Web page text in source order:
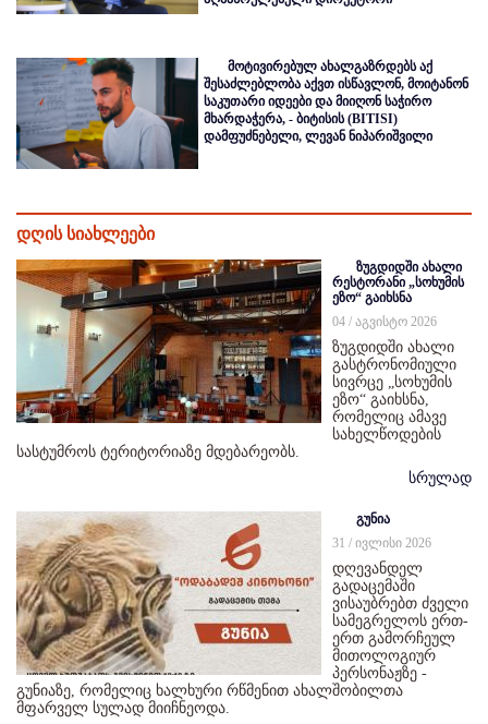
მოტივირებულ ახალგაზრდებს აქ
შესაძლებლობა აქვთ ისწავლონ, მოიტანონ
საკუთარი იდეები და მიიღონ საჭირო
მხარდაჭერა, - ბიტისის (BITISI)
დამფუძნებელი, ლევან ნიპარიშვილი
დღის სიახლეები
ზუგდიდში ახალი
რესტორანი „სოხუმის
ეზო“ გაიხსნა
04 / აგვისტო 2026
ზუგდიდში ახალი
გასტრონომიული
სივრცე „სოხუმის
ეზო“ გაიხსნა,
რომელიც ამავე
სახელწოდების
სასტუმროს ტერიტორიაზე მდებარეობს.
სრულად
გუნია
31 / ივლისი 2026
დღევანდელ
გადაცემაში
ვისაუბრებთ ძველი
სამეგრელოს ერთ-
ერთ გამორჩეულ
მითოლოგიურ
პერსონაჟზე -
გუნიაზე, რომელიც ხალხური რწმენით ახალშობილთა
მფარველ სულად მიიჩნეოდა.